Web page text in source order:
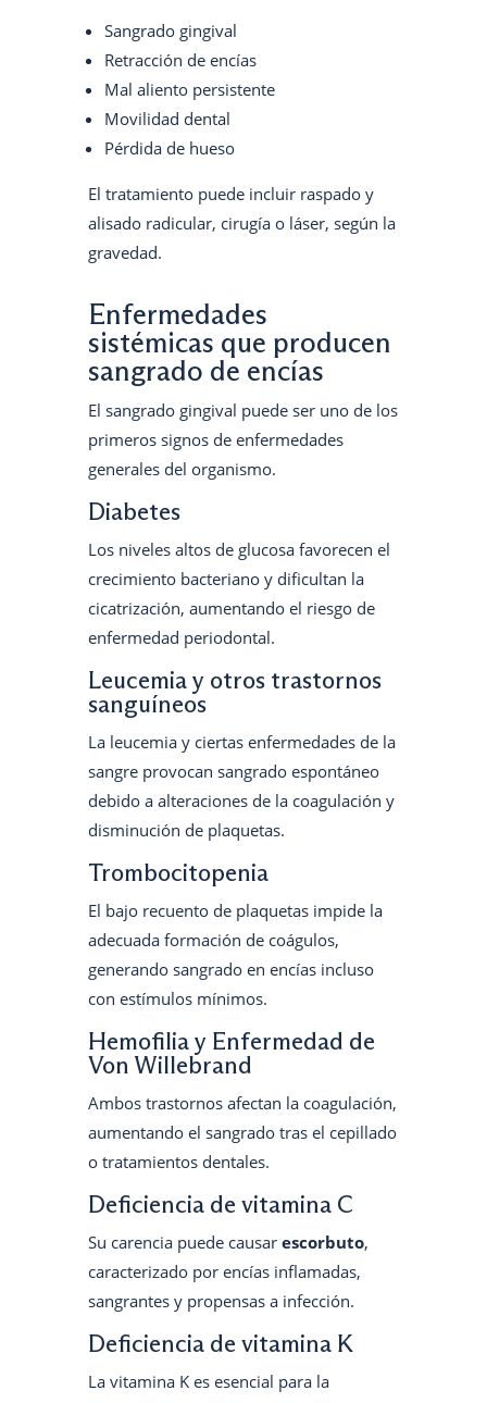
Sangrado gingival
Retracción de encías
Mal aliento persistente
Movilidad dental
Pérdida de hueso
El tratamiento puede incluir raspado y
alisado radicular, cirugía o láser, según la
gravedad.
Enfermedades
sistémicas que producen
sangrado de encías
El sangrado gingival puede ser uno de los
primeros signos de enfermedades
generales del organismo.
Diabetes
Los niveles altos de glucosa favorecen el
crecimiento bacteriano y dificultan la
cicatrización, aumentando el riesgo de
enfermedad periodontal.
Leucemia y otros trastornos
sanguíneos
La leucemia y ciertas enfermedades de la
sangre provocan sangrado espontáneo
debido a alteraciones de la coagulación y
disminución de plaquetas.
Trombocitopenia
El bajo recuento de plaquetas impide la
adecuada formación de coágulos,
generando sangrado en encías incluso
con estímulos mínimos.
Hemofilia y Enfermedad de
Von Willebrand
Ambos trastornos afectan la coagulación,
aumentando el sangrado tras el cepillado
o tratamientos dentales.
Deficiencia de vitamina C
Su carencia puede causar escorbuto,
caracterizado por encías inflamadas,
sangrantes y propensas a infección.
Deficiencia de vitamina K
La vitamina K es esencial para la